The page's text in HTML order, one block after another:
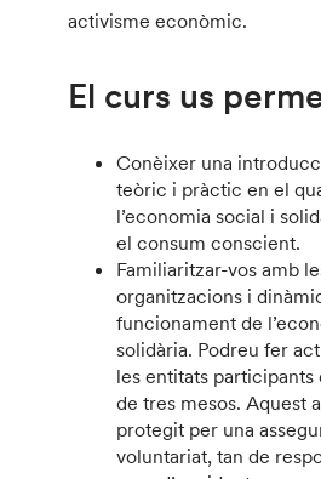
activisme econòmic.
El curs us
Conèixer una
teòric i pràctic en el
l’economia social i
el consum conscient.
Familiaritzar-vos amb
organitzacions i
funcionament de
solidària. Podreu fer
les entitats
de tres mesos. Aquest
protegit per una
voluntariat, tan de